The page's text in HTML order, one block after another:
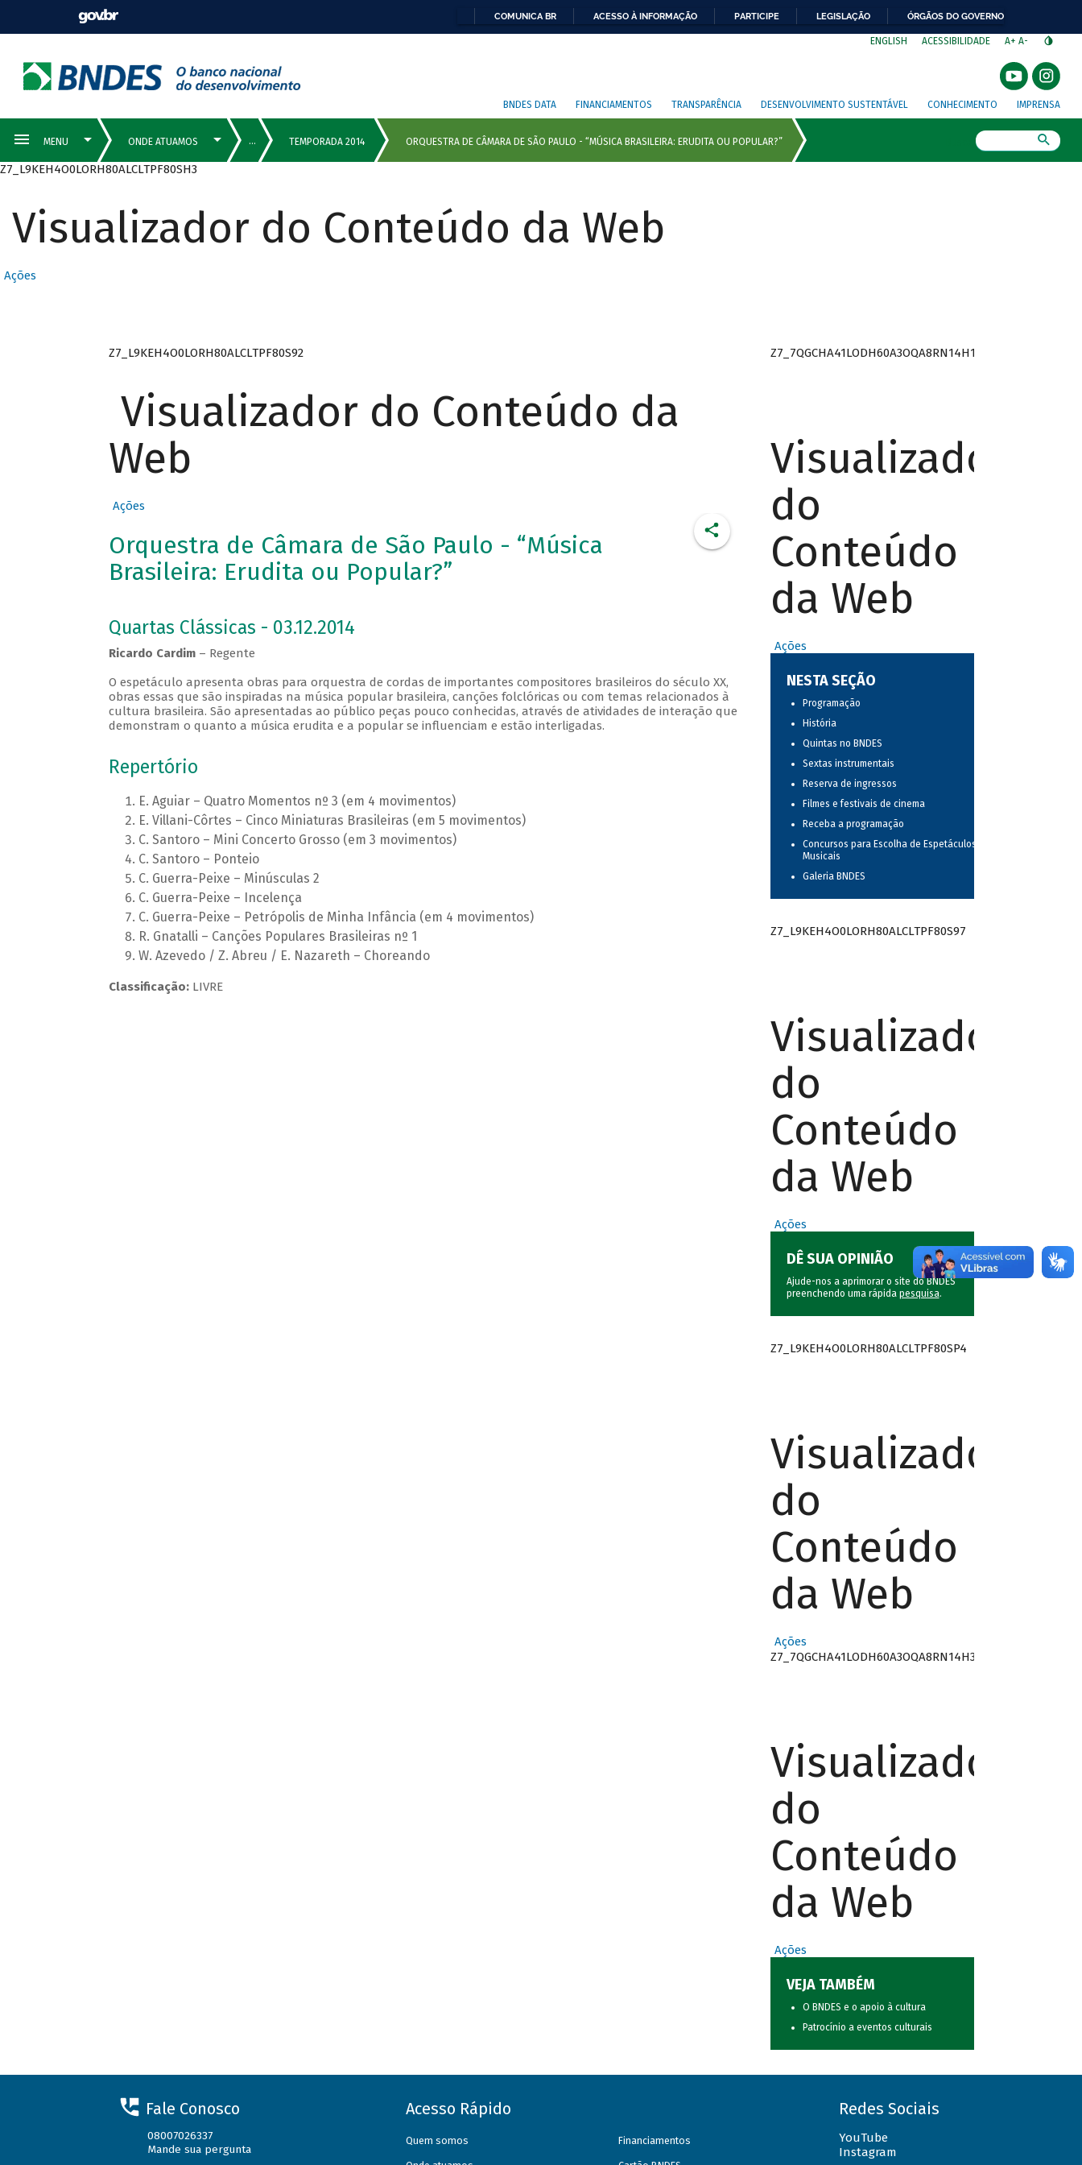
COMUNICA BR ACESSO À INFORMAÇÃO PARTICIPE LEGISLAÇÃO ÓRGÃOS DO GOVERNO
ENGLISH ACESSIBILIDADE A+ A-
BNDES DATA FINANCIAMENTOS TRANSPARÊNCIA DESENVOLVIMENTO SUSTENTÁVEL CONHECIMENTO IMPRENSA
Z7_L9KEH4O0LORH80ALCLTPF80SH3
Visualizador do Conteúdo da Web
Ações
Z7_L9KEH4O0LORH80ALCLTPF80S92
Visualizador do Conteúdo da
Web
Ações
Orquestra de Câmara de São Paulo - “Música
Brasileira: Erudita ou Popular?”
Quartas Clássicas - 03.12.2014
Ricardo Cardim – Regente
O espetáculo apresenta obras para orquestra de cordas de importantes compositores brasileiros do século XX,
obras essas que são inspiradas na música popular brasileira, canções folclóricas ou com temas relacionados à
cultura brasileira. São apresentadas ao público peças pouco conhecidas, através de atividades de interação que
demonstram o quanto a música erudita e a popular se influenciam e estão interligadas.
Repertório
E. Aguiar – Quatro Momentos nº 3 (em 4 movimentos)
E. Villani-Côrtes – Cinco Miniaturas Brasileiras (em 5 movimentos)
C. Santoro – Mini Concerto Grosso (em 3 movimentos)
C. Santoro – Ponteio
C. Guerra-Peixe – Minúsculas 2
C. Guerra-Peixe – Incelença
C. Guerra-Peixe – Petrópolis de Minha Infância (em 4 movimentos)
R. Gnatalli – Canções Populares Brasileiras nº 1
W. Azevedo / Z. Abreu / E. Nazareth – Choreando
Classificação:LIVRE
Z7_7QGCHA41LODH60A3OQA8RN14H1
Visualizador
do
Conteúdo
da Web
Ações
NESTA SEÇÃO
Programação
História
Quintas no BNDES
Sextas instrumentais
Reserva de ingressos
Filmes e festivais de cinema
Receba a programação
Concursos para Escolha de Espetáculos
Musicais
Galeria BNDES
Z7_L9KEH4O0LORH80ALCLTPF80S97
Visualizador
do
Conteúdo
da Web
Ações
DÊ SUA OPINIÃO
Ajude-nos a aprimorar o site do BNDES
preenchendo uma rápida pesquisa.
Z7_L9KEH4O0LORH80ALCLTPF80SP4
Visualizador
do
Conteúdo
da Web
Ações
Z7_7QGCHA41LODH60A3OQA8RN14H3
Visualizador
do
Conteúdo
da Web
Ações
VEJA TAMBÉM
O BNDES e o apoio à cultura
Patrocínio a eventos culturais
Fale Conosco
08007026337
Mande sua pergunta
Acesso Rápido
Quem somos Financiamentos
Redes Sociais
YouTube
Instagram